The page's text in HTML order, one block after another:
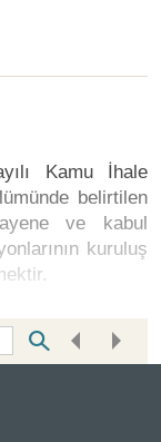
Kamu İhale
belirtilen
ve kabul
kuruluş